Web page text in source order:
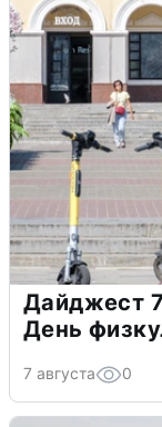
Дайджест 7
День
7 августа 0